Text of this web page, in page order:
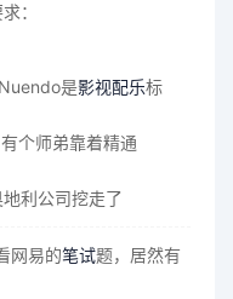
：
是影视配乐标
个师弟靠着精通
利公司挖走了
网易的笔试题，居然有